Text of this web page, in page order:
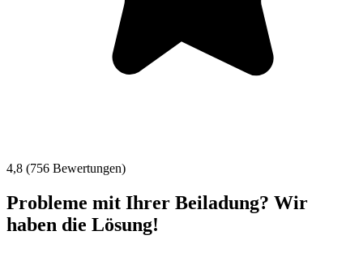
4,8 (756 Bewertungen)
Probleme mit Ihrer Beiladung? Wir
haben die Lösung!